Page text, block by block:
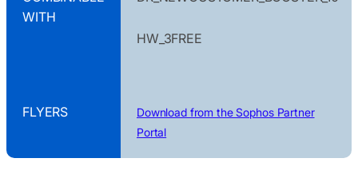
WITH
HW_3FREE
FLYERS
Download from the Sophos Partner
Portal